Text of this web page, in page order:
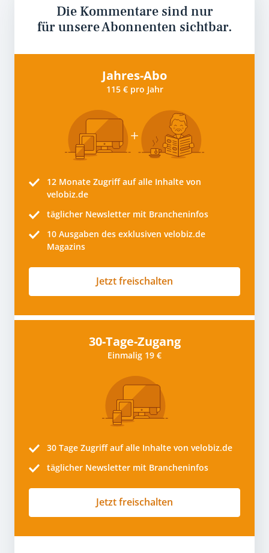
Die Kommentare sind nur
für unsere Abonnenten sichtbar.
Jahres-Abo
115 € pro Jahr
12 Monate Zugriff auf alle Inhalte von
velobiz.de
täglicher Newsletter mit Brancheninfos
10 Ausgaben des exklusiven velobiz.de
Magazins
Jetzt freischalten
30-Tage-Zugang
Einmalig 19 €
30 Tage Zugriff auf alle Inhalte von velobiz.de
täglicher Newsletter mit Brancheninfos
Jetzt freischalten